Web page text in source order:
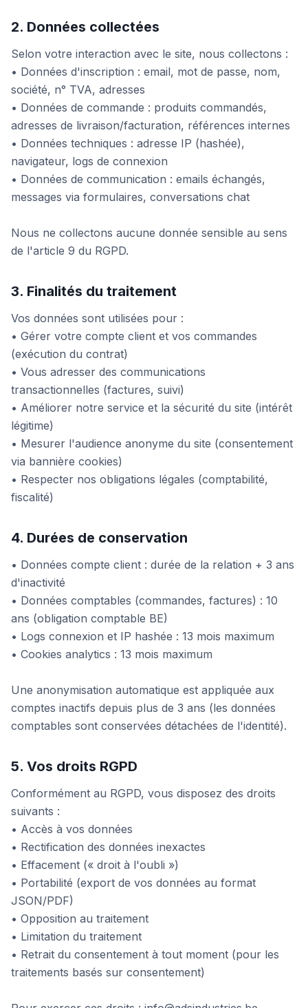
2. Données collectées
Selon votre interaction avec le site, nous collectons :
• Données d'inscription : email, mot de passe, nom,
société, n° TVA, adresses
• Données de commande : produits commandés,
adresses de livraison/facturation, références internes
• Données techniques : adresse IP (hashée),
navigateur, logs de connexion
• Données de communication : emails échangés,
messages via formulaires, conversations chat
Nous ne collectons aucune donnée sensible au sens
de l'article 9 du RGPD.
3. Finalités du traitement
Vos données sont utilisées pour :
• Gérer votre compte client et vos commandes
(exécution du contrat)
• Vous adresser des communications
transactionnelles (factures, suivi)
• Améliorer notre service et la sécurité du site (intérêt
légitime)
• Mesurer l'audience anonyme du site (consentement
via bannière cookies)
• Respecter nos obligations légales (comptabilité,
fiscalité)
4. Durées de conservation
• Données compte client : durée de la relation + 3 ans
d'inactivité
• Données comptables (commandes, factures) : 10
ans (obligation comptable BE)
• Logs connexion et IP hashée : 13 mois maximum
• Cookies analytics : 13 mois maximum
Une anonymisation automatique est appliquée aux
comptes inactifs depuis plus de 3 ans (les données
comptables sont conservées détachées de l'identité).
5. Vos droits RGPD
Conformément au RGPD, vous disposez des droits
suivants :
• Accès à vos données
• Rectification des données inexactes
• Effacement (« droit à l'oubli »)
• Portabilité (export de vos données au format
JSON/PDF)
• Opposition au traitement
• Limitation du traitement
• Retrait du consentement à tout moment (pour les
traitements basés sur consentement)